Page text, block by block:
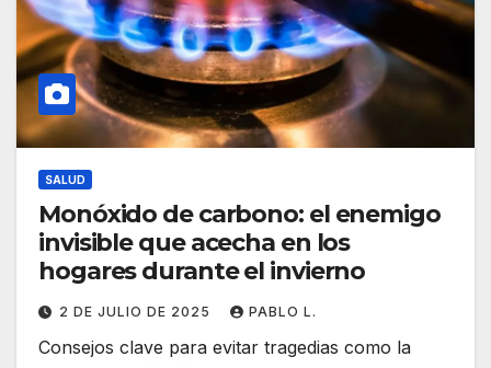
SALUD
Monóxido de carbono: el enemigo
invisible que acecha en los
hogares durante el invierno
2 DE JULIO DE 2025 PABLO L.
Consejos clave para evitar tragedias como la